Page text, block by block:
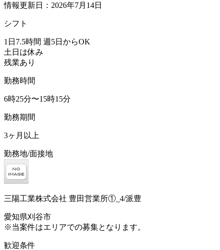
情報更新日：2026年7月14日
シフト
1日7.5時間 週5日からOK
土日は休み
残業あり
勤務時間
6時25分〜15時15分
勤務期間
3ヶ月以上
勤務地/面接地
三陽工業株式会社 豊田営業所①_4/派豊
愛知県刈谷市
※当案件はエリアでの募集となります。
歓迎条件